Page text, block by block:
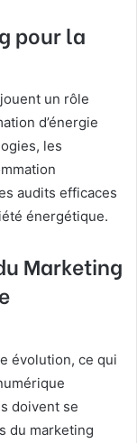
pour la
un rôle
d’énergie
les
audits efficaces
énergétique.
Marketing
évolution, ce qui
doivent se
du marketing